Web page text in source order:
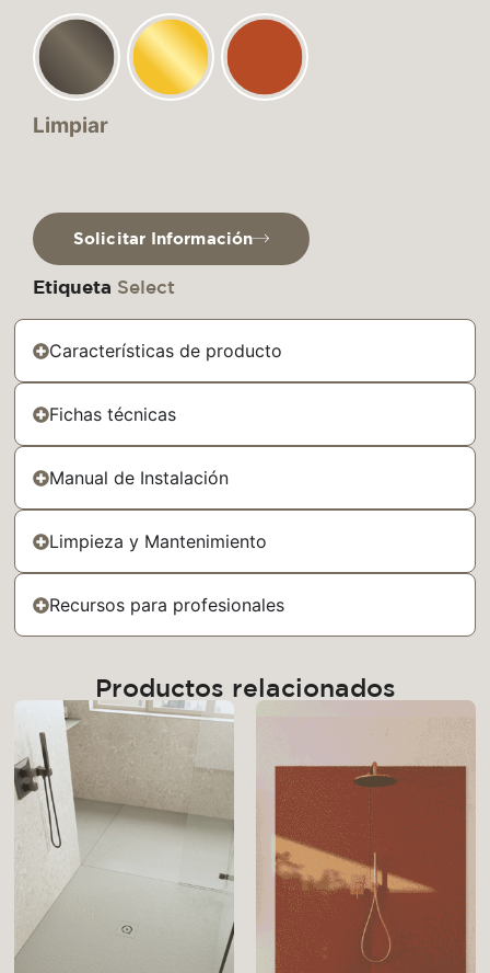
Limpiar
Solicitar Información
Etiqueta Select
Características de producto
Fichas técnicas
Manual de Instalación
Limpieza y Mantenimiento
Recursos para profesionales
Productos relacionados